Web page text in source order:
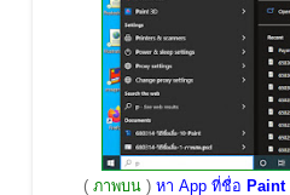
( ภาพบน)หา App ที่ชื่อ Paint